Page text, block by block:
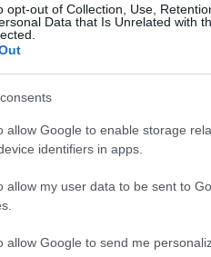
opt-out of Collection, Use,
Data that Is Unrelated with
allow Google to enable storage
identifiers in apps.
allow my user data to be sent to
allow Google to send me